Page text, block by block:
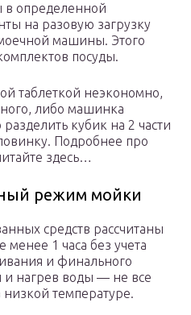
в определенной
на разовую загрузку
машины. Этого
посуды.
таблеткой неэкономно,
либо машинка
кубик на 2 части
Подробнее про
здесь…
режим мойки
средств рассчитаны
1 часа без учета
и финального
и нагрев воды — не все
температуре.